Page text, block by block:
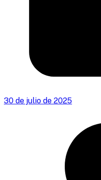
30 de julio de 2025